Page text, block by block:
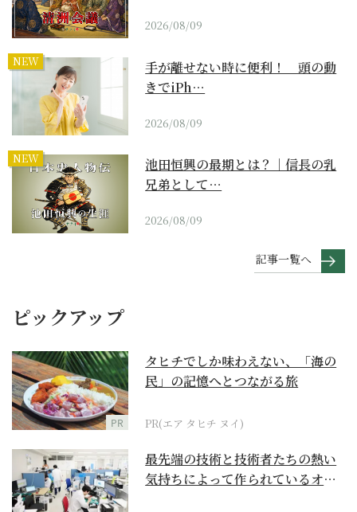
2026/08/09
NEW
手が離せない時に便利！ 頭の動
きでiPh…
2026/08/09
NEW
池田恒興の最期とは？｜信長の乳
兄弟として…
2026/08/09
記事一覧へ
ピックアップ
PR
タヒチでしか味わえない、「海の
民」の記憶へとつながる旅
PR(エア タヒチ ヌイ)
最先端の技術と技術者たちの熱い
気持ちによって作られているオー